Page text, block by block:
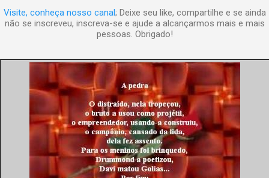
Visite, conheça nosso canal; Deixe seu like, compartilhe e se ainda
não se inscreveu, inscreva-se e ajude a alcançarmos mais e mais
pessoas. Obrigado!